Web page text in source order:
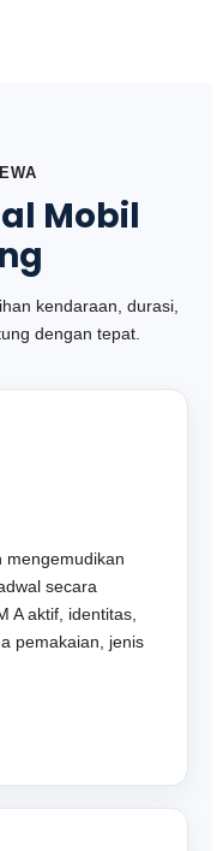
Mobil
kendaraan, durasi,
dengan tepat.
mengemudikan
secara
A aktif, identitas,
pemakaian, jenis